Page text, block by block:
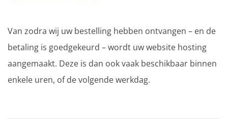
Van zodra wij uw bestelling hebben ontvangen – en de
betaling is goedgekeurd – wordt uw website hosting
aangemaakt. Deze is dan ook vaak beschikbaar binnen
enkele uren, of de volgende werkdag.